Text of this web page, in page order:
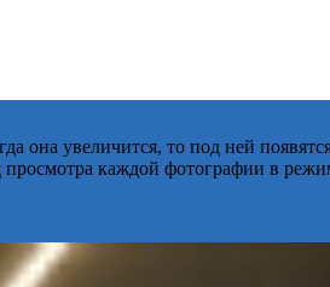
увеличится, то под ней
каждой фотографии в